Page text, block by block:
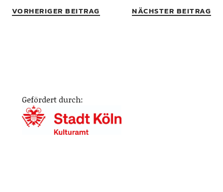
VORHERIGER BEITRAG NÄCHSTER BEITRAG
Gefördert durch: